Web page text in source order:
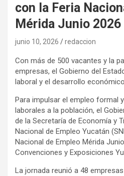
con la Feria
Mérida Junio 2026
junio 10, 2026 redaccion
Con más de 500 vacantes y la
empresas, el Gobierno del
laboral y el desarrollo
Para impulsar el empleo formal
laborales a la población, el
de la Secretaría de Economía y
Nacional de Empleo Yucatán
Nacional de Empleo Mérida
Convenciones y Exposiciones
La jornada reunió a 48